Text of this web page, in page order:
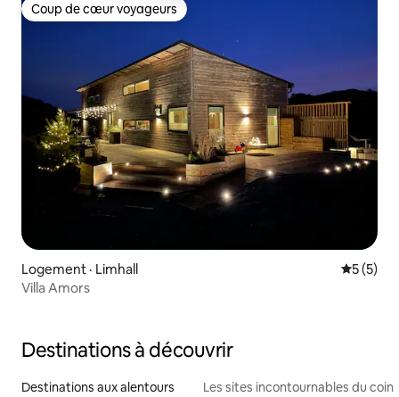
Coup de cœur voyageurs
Coup de cœur voyageurs
Logement · Limhall Note
5 (5)
Villa Amors
Destinations à découvrir
Destinations aux alentours Les sites incontournables du coin